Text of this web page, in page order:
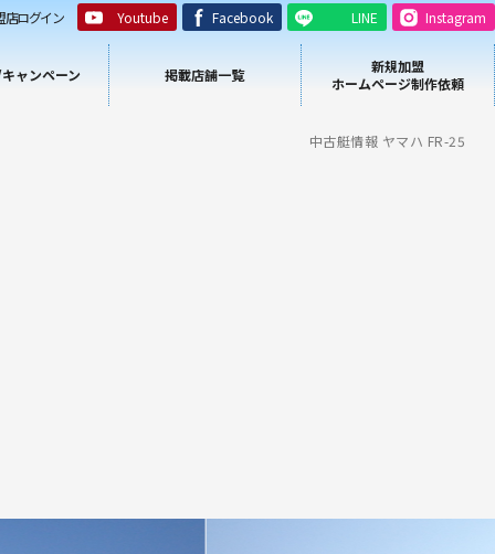
店ログイン Youtube Facebook LINE Instagram
ャンペーン 掲載店舗一覧
新規加盟
ホームページ制作依頼
中古艇情報 ヤマハ FR-25